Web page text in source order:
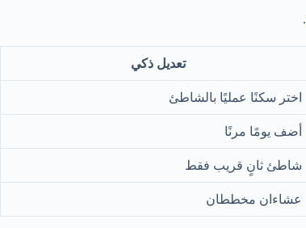
.
تعديل ذكي
اختر سكنًا عمليًا بالشاطئ
أضف يومًا مرنًا
شاطئ ثانٍ قريب فقط
عشاءان مخططان